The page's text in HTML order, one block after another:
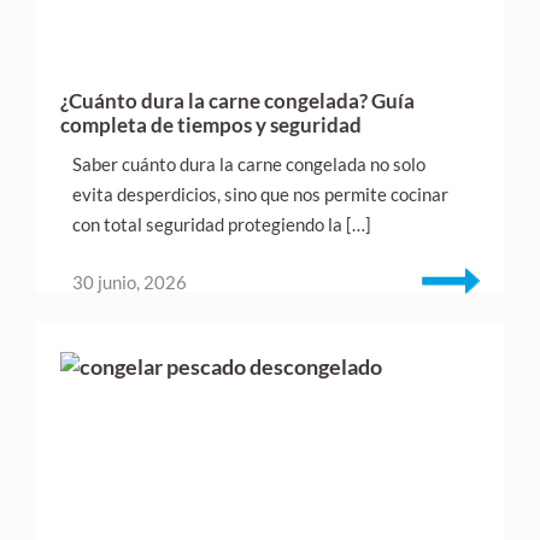
¿Cuánto dura la carne congelada? Guía
completa de tiempos y seguridad
Saber cuánto dura la carne congelada no solo
evita desperdicios, sino que nos permite cocinar
con total seguridad protegiendo la […]
30 junio, 2026